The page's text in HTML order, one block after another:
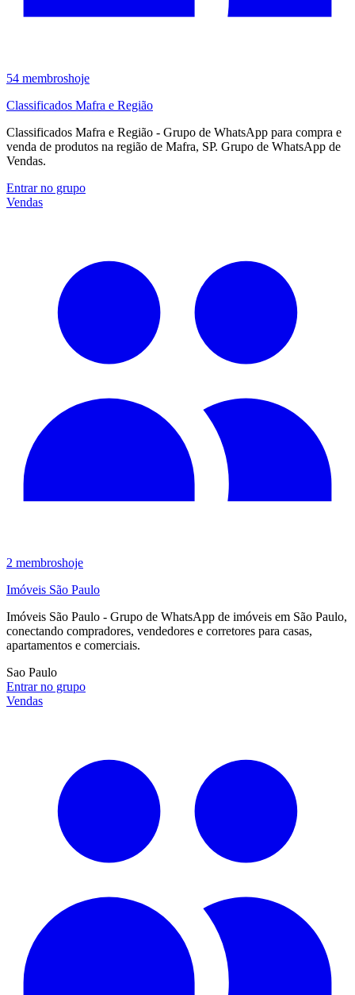
54 membroshoje
Classificados Mafra e Região
Classificados Mafra e Região - Grupo de WhatsApp para compra e
venda de produtos na região de Mafra, SP. Grupo de WhatsApp de
Vendas.
Entrar no grupo
Vendas
2 membroshoje
Imóveis São Paulo
Imóveis São Paulo - Grupo de WhatsApp de imóveis em São Paulo,
conectando compradores, vendedores e corretores para casas,
apartamentos e comerciais.
Sao Paulo
Entrar no grupo
Vendas